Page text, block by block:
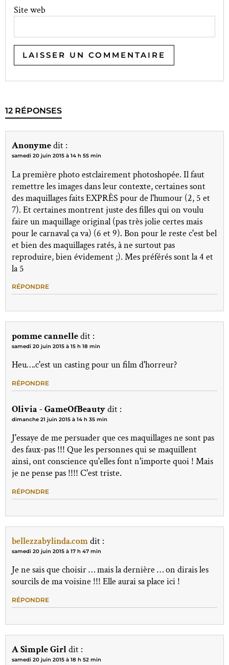
Site web
12 RÉPONSES
Anonymedit :
samedi 20 juin 2015 à 14 h 55 min
La première photo estclairement photoshopée. Il faut
remettre les images dans leur contexte, certaines sont
des maquillages faits EXPRÈS pour de l'humour (2, 5 et
7). Et certaines montrent juste des filles qui on voulu
faire un maquillage original (pas très jolie certes mais
pour le carnaval ça va) (6 et 9). Bon pour le reste c'est bel
et bien des maquillages ratés, à ne surtout pas
reproduire, bien évidement ;). Mes préférés sont la 4 et
la 5
RÉPONDRE
pomme cannelledit :
samedi 20 juin 2015 à 15 h 18 min
Heu….c'est un casting pour un film d'horreur?
RÉPONDRE
Olivia - GameOfBeautydit :
dimanche 21 juin 2015 à 14 h 35 min
J'essaye de me persuader que ces maquillages ne sont pas
des faux-pas !!! Que les personnes qui se maquillent
ainsi, ont conscience qu'elles font n'importe quoi ! Mais
je ne pense pas !!!! C'est triste.
RÉPONDRE
bellezzabylinda.comdit :
samedi 20 juin 2015 à 17 h 47 min
Je ne sais que choisir … mais la dernière … on dirais les
sourcils de ma voisine !!! Elle aurai sa place ici !
RÉPONDRE
A Simple Girldit :
samedi 20 juin 2015 à 18 h 52 min